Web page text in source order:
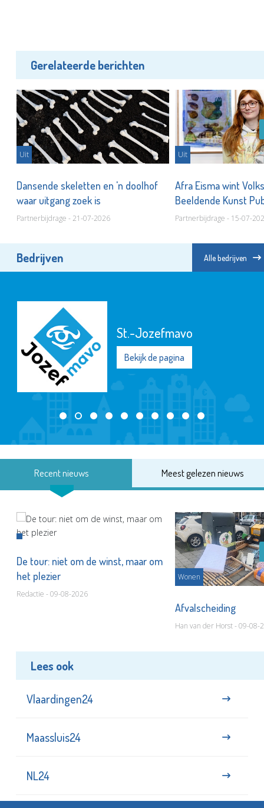
Gerelateerde berichten
Uit
Dansende skeletten en 'n doolhof
waar uitgang zoek is
Partnerbijdrage - 21-07-2026
Uit
Afra Eisma wint
Beeldende Kunst
Partnerbijdrage - 15-07-
Bedrijven Alle bedrijven
St.-Jozefmavo
Bekijk de pagina
Recent nieuws Meest gelezen nieuws
De tour: niet om de winst, maar om
het plezier
Redactie - 09-08-2026
Wonen
Afvalscheiding
Han van der Horst - 09-08-
Lees ook
Vlaardingen24
Maassluis24
NL24